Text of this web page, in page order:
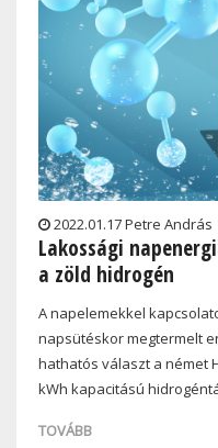
2022.01.17 Petre András
Lakossági
a zöld hidrogén
A napelemekkel
napsütéskor megtermelt
hathatós választ a német
kWh kapacitású
TOVÁBB